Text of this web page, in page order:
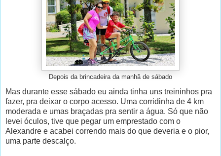
Depois da brincadeira da manhã de sábado
Mas durante esse sábado eu ainda tinha uns treininhos pra
fazer, pra deixar o corpo acesso. Uma corridinha de 4 km
moderada e umas braçadas pra sentir a água. Só que não
levei óculos, tive que pegar um emprestado com o
Alexandre e acabei correndo mais do que deveria e o pior,
uma parte descalço.